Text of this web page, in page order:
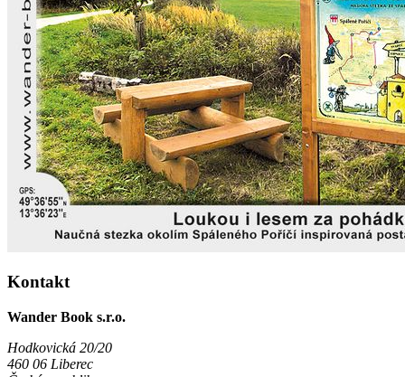
Kontakt
Wander Book s.r.o.
Hodkovická 20/20
460 06 Liberec